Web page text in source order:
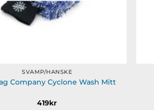
SVAMP/HANSKE
Company Cyclone Wash Mitt
419kr